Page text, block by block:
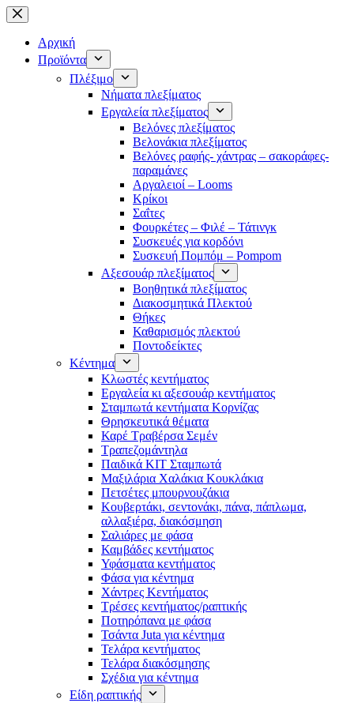
Μετάβαση
στο
περιεχόμενο
Αρχική
Προϊόντα
Πλέξιμο
Νήματα πλεξίματος
Εργαλεία πλεξίματος
Βελόνες πλεξίματος
Βελονάκια πλεξίματος
Βελόνες ραφής- χάντρας – σακοράφες-
παραμάνες
Αργαλειοί – Looms
Κρίκοι
Σαΐτες
Φουρκέτες – Φιλέ – Τάτινγκ
Συσκευές για κορδόνι
Συσκευή Πομπόμ – Pompom
Αξεσουάρ πλεξίματος
Βοηθητικά πλεξίματος
Διακοσμητικά Πλεκτού
Θήκες
Καθαρισμός πλεκτού
Ποντοδείκτες
Κέντημα
Κλωστές κεντήματος
Eργαλεία κι αξεσουάρ κεντήματος
Σταμπωτά κεντήματα Κορνίζας
Θρησκευτικά θέματα
Καρέ Τραβέρσα Σεμέν
Τραπεζομάντηλα
Παιδικά KIT Σταμπωτά
Μαξιλάρια Χαλάκια Κουκλάκια
Πετσέτες μπουρνουζάκια
Κουβερτάκι, σεντονάκι, πάνα, πάπλωμα,
αλλαξιέρα, διακόσμηση
Σαλιάρες με φάσα
Καμβάδες κεντήματος
Υφάσματα κεντήματος
Φάσα για κέντημα
Χάντρες Κεντήματος
Τρέσες κεντήματος/ραπτικής
Ποτηρόπανα με φάσα
Τσάντα Juta για κέντημα
Τελάρα κεντήματος
Τελάρα διακόσμησης
Σχέδια για κέντημα
Είδη ραπτικής